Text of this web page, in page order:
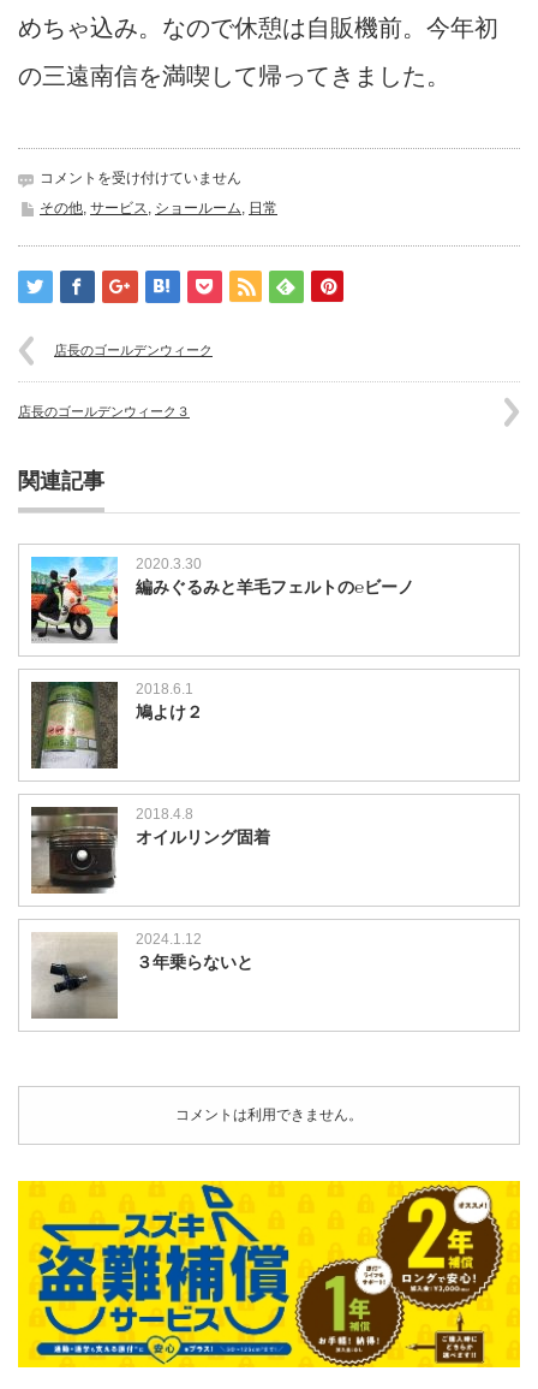
めちゃ込み。なので休憩は自販機前。今年初
の三遠南信を満喫して帰ってきました。
店
長
ゴ
ー
ル
ィ
ー
は
コメントを受け付けていません
その他 サービス ショールーム 日常
店長のゴールデンウィーク
店長のゴールデンウィーク３
関連記事
2020.3.30
編みぐるみと羊毛フェルトの℮ビーノ
2018.6.1
鳩よけ２
2018.4.8
オイルリング固着
2024.1.12
３年乗らないと
コメントは利用できません。